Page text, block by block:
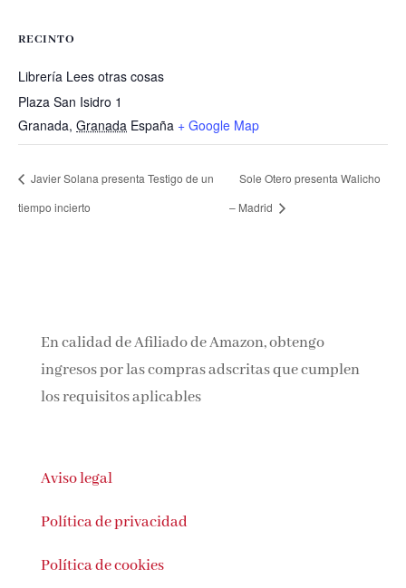
RECINTO
Librería Lees otras cosas
Plaza San Isidro 1
Granada, Granada España + Google Map
Javier Solana presenta Testigo de un
tiempo incierto
Sole Otero presenta Walicho
– Madrid
En calidad de Afiliado de Amazon, obtengo
ingresos por las compras adscritas que cumplen
los requisitos aplicables
Aviso legal
Política de privacidad
Política de cookies